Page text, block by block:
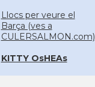
Llocs per veure el
Barça (ves a
CULERSALMON.com)
KITTY OsHEAs